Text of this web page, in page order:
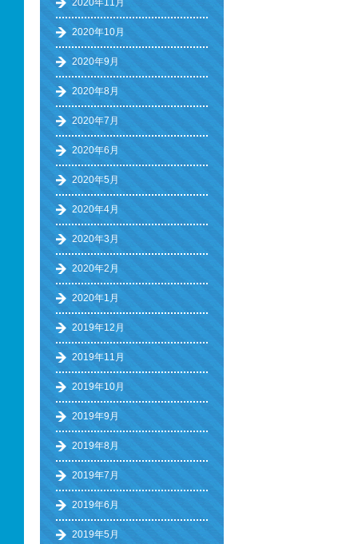
2020年11月
2020年10月
2020年9月
2020年8月
2020年7月
2020年6月
2020年5月
2020年4月
2020年3月
2020年2月
2020年1月
2019年12月
2019年11月
2019年10月
2019年9月
2019年8月
2019年7月
2019年6月
2019年5月